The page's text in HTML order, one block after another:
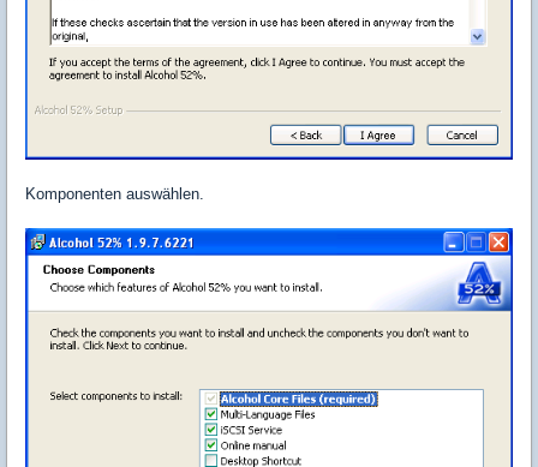
Komponenten auswählen.